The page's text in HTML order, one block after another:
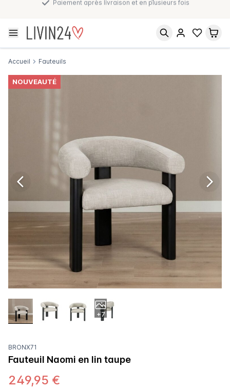
Paiement après livraison et en plusieurs fois
Accueil Fauteuils
NOUVEAUTÉ
+7
BRONX71
Fauteuil Naomi en lin taupe
249,95 €